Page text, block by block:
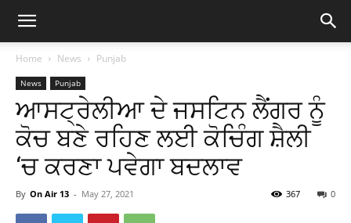
Home News Punjab
News Punjab
ਆਸਟ੍ਰੇਲੀਆ ਦੇ ਜਸਟਿਨ ਲੈਂਗਰ ਨੂੰ
ਕੋਚ ਬਣੇ ਰਹਿਣ ਲਈ ਕੋਚਿੰਗ ਸ਼ੈਲੀ
‘ਚ ਕਰਣਾ ਪਵੇਗਾ ਬਦਲਾਵ
By On Air 13 - May 27, 2021 0
367